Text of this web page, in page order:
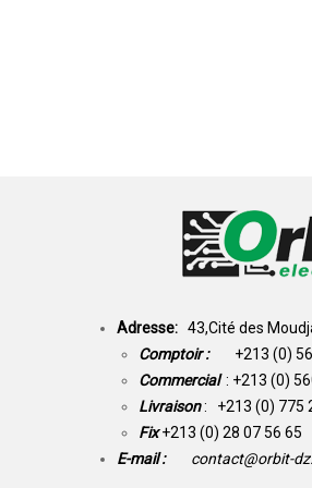
Adresse: 43,Cité des
Comptoir : +213 (0)
Commercial : +213 (0)
Livraison: +213 (0) 775
Fix +213 (0) 28 07 56 65
E-mail :
contact@orbit-